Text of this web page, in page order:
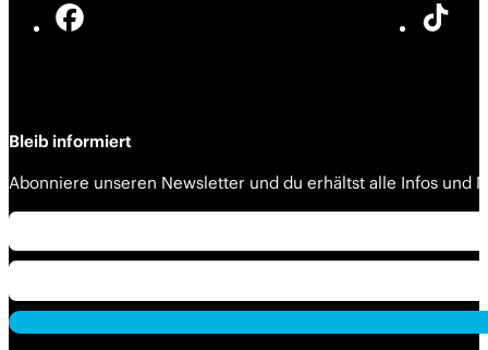
Bleib informiert
Abonniere unseren Newsletter und du erhältst alle Infos und